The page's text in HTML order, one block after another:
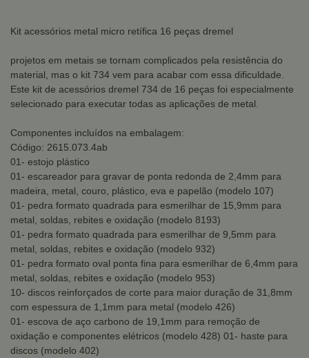
Kit acessórios metal micro retífica 16 peças dremel
projetos em metais se tornam complicados pela resistência do
material, mas o kit 734 vem para acabar com essa dificuldade.
Este kit de acessórios dremel 734 de 16 peças foi especialmente
selecionado para executar todas as aplicações de metal.
Componentes incluídos na embalagem:
Código: 2615.073.4ab
01- estojo plástico
01- escareador para gravar de ponta redonda de 2,4mm para
madeira, metal, couro, plástico, eva e papelão (modelo 107)
01- pedra formato quadrada para esmerilhar de 15,9mm para
metal, soldas, rebites e oxidação (modelo 8193)
01- pedra formato quadrada para esmerilhar de 9,5mm para
metal, soldas, rebites e oxidação (modelo 932)
01- pedra formato oval ponta fina para esmerilhar de 6,4mm para
metal, soldas, rebites e oxidação (modelo 953)
10- discos reinforçados de corte para maior duração de 31,8mm
com espessura de 1,1mm para metal (modelo 426)
01- escova de aço carbono de 19,1mm para remoção de
oxidação e componentes elétricos (modelo 428) 01- haste para
discos (modelo 402)